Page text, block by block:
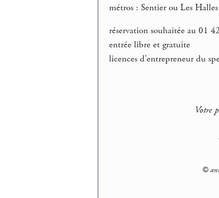
métros : Sentier ou Les Halles
réservation souhaitée au 01
entrée libre et gratuite
licences d’entrepreneur du
Votre
©